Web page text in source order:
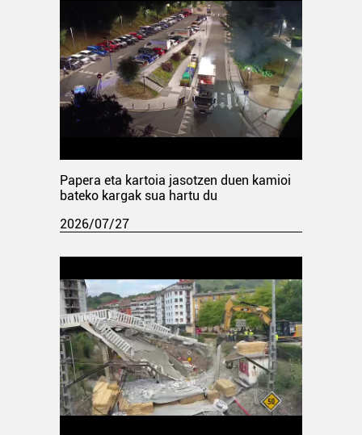
Papera eta kartoia jasotzen duen kamioi
bateko kargak sua hartu du
2026/07/27